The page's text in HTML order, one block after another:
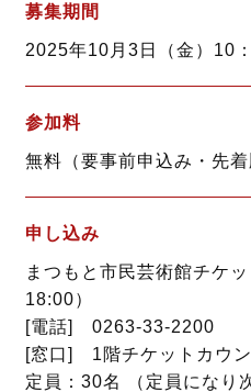
募集期間
2025年10月3日（金）10
参加料
無料（要事前申込み・先着
申し込み
まつもと市民芸術館チケ
18:00）
[電話] 0263-33-2200
[窓口] 1階チケットカウ
定員：30名 （定員になり